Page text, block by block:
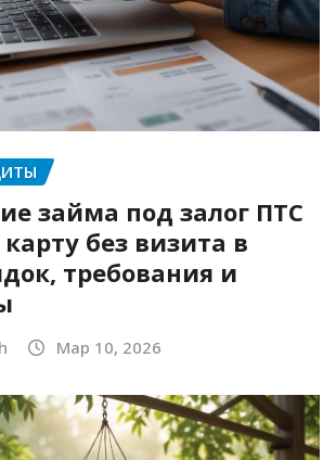
займа под залог ПТС
без визита в
требования и
Мар 10, 2026